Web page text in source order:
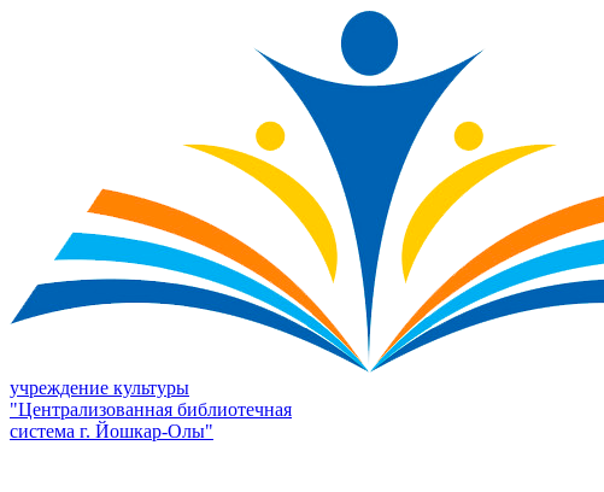
учреждение культуры
"Централизованная библиотечная
система г. Йошкар-Олы"